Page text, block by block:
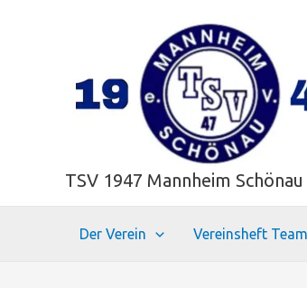
TSV 1947 Mannheim Schönau
Der Verein Vereinsheft